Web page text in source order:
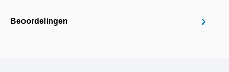
Beoordelingen